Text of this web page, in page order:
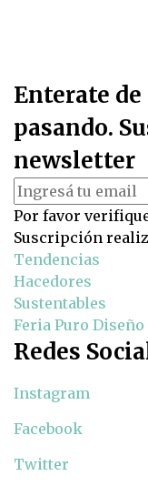
Enterate
pasando.
newsletter
Por favor
Suscripción
Tendencias
Hacedores
Sustentables
Feria Puro Diseño
Redes
Instagram
Facebook
Twitter